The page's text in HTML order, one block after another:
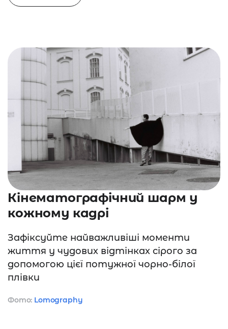
Кінематографічний шарм у
кожному кадрі
Зафіксуйте найважливіші моменти
життя у чудових відтінках сірого за
допомогою цієї потужної чорно-білої
плівки
Фото: Lomography